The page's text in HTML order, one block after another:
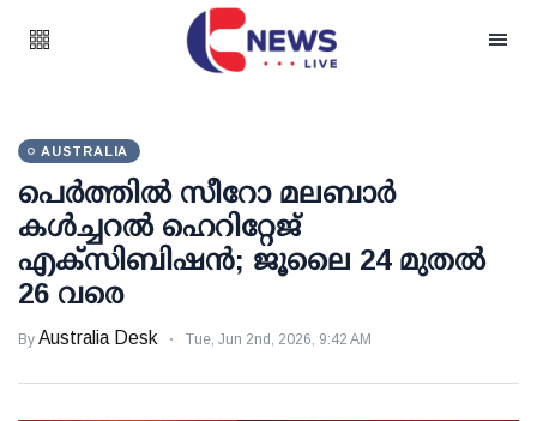
AUSTRALIA
പെർത്തിൽ സീറോ മലബാർ
കൾച്ചറൽ ഹെറിറ്റേജ്
എക്സിബിഷൻ; ജൂലൈ 24 മുതൽ
26 വരെ
By Australia Desk Tue, Jun 2nd, 2026, 9:42 AM